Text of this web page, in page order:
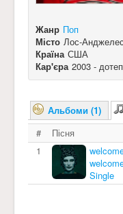
Жанр Поп
Місто Лос-Анджелес
Країна США
Кар'єра 2003 -
Альбоми (1)
#
Пісня
1
Single